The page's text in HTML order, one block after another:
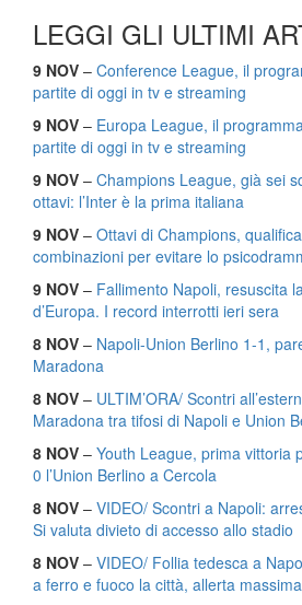
LEGGI GLI ULTIMI
9 NOV – Conference League, il
partite di oggi in tv e streaming
9 NOV – Europa League, il
partite di oggi in tv e streaming
9 NOV – Champions League, già sei
ottavi: l’Inter è la prima italiana
9 NOV – Ottavi di Champions,
combinazioni per evitare lo
9 NOV – Fallimento Napoli, resuscita
d’Europa. I record interrotti ieri sera
8 NOV – Napoli-Union Berlino 1-1,
Maradona
8 NOV – ULTIM’ORA/ Scontri
Maradona tra tifosi di Napoli e Union
8 NOV – Youth League, prima vittoria
0 l’Union Berlino a Cercola
8 NOV – VIDEO/ Scontri a Napoli:
Si valuta divieto di accesso allo stadio
8 NOV – VIDEO/ Follia tedesca a
a ferro e fuoco la città, allerta massima